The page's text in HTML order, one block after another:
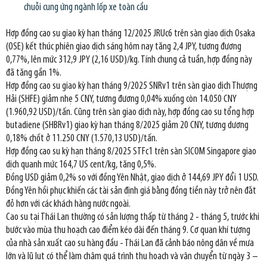
chuỗi cung ứng ngành lốp xe toàn cầu
Hợp đồng cao su giao kỳ hạn tháng 12/2025 JRUc6 trên sàn giao dịch Osaka
(OSE) kết thúc phiên giao dịch sáng hôm nay tăng 2,4 JPY, tương đương
0,77%, lên mức 312,9 JPY (2,16 USD)/kg. Tính chung cả tuần, hợp đồng này
đã tăng gần 1%.
Hợp đồng cao su giao kỳ hạn tháng 9/2025 SNRv1 trên sàn giao dịch Thượng
Hải (SHFE) giảm nhẹ 5 CNY, tương đương 0,04% xuống còn 14.050 CNY
(1.960,92 USD)/tấn. Cũng trên sàn giao dịch này, hợp đồng cao su tổng hợp
butadiene (SHBRv1) giao kỳ hạn tháng 8/2025 giảm 20 CNY, tương dương
0,18% chốt ở 11.250 CNY (1.570,13 USD)/tấn.
Hợp đồng cao su kỳ hạn tháng 8/2025 STFc1 trên sàn SICOM Singapore giao
dịch quanh mức 164,7 US cent/kg, tăng 0,5%.
Đồng USD giảm 0,2% so với đồng Yên Nhật, giao dịch ở 144,69 JPY đổi 1 USD.
Đồng Yên hồi phục khiến các tài sản định giá bằng đồng tiền này trở nên đắt
đỏ hơn với các khách hàng nước ngoài.
Cao su tại Thái Lan thường có sản lượng thấp từ tháng 2 - tháng 5, trước khi
bước vào mùa thu hoạch cao điểm kéo dài đến tháng 9. Cơ quan khí tượng
của nhà sản xuất cao su hàng đầu - Thái Lan đã cảnh báo nông dân về mưa
lớn và lũ lụt có thể làm chậm quá trình thu hoạch và vận chuyển từ ngày 3 –